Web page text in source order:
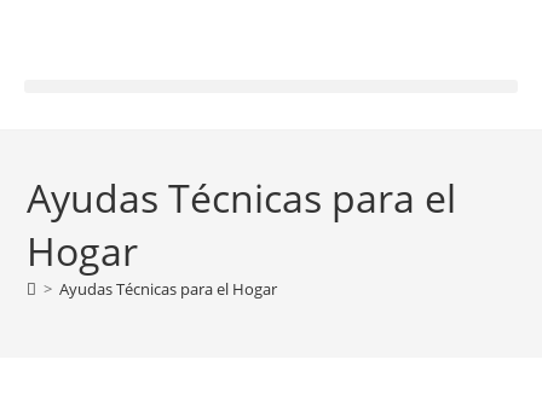
Ayudas Técnicas para el
Hogar
> Ayudas Técnicas para el Hogar